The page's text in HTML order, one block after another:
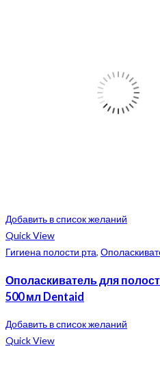
Добавить в список желаний
Quick View
Гигиена полости рта,
Ополаскиватель для
500 мл Dentaid
Добавить в список желаний
Quick View